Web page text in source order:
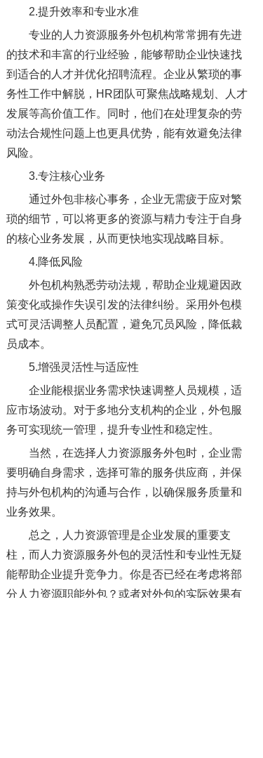
2.提升效率和专业水准
专业的人力资源服务外包机构常常拥有先进
的技术和丰富的行业经验，能够帮助企业快速找
到适合的人才并优化招聘流程。企业从繁琐的事
务性工作中解脱，HR团队可聚焦战略规划、人才
发展等高价值工作。同时，他们在处理复杂的劳
动法合规性问题上也更具优势，能有效避免法律
风险。
3.专注核心业务
通过外包非核心事务，企业无需疲于应对繁
琐的细节，可以将更多的资源与精力专注于自身
的核心业务发展，从而更快地实现战略目标。
4.降低风险
外包机构熟悉劳动法规，帮助企业规避因政
策变化或操作失误引发的法律纠纷。采用外包模
式可灵活调整人员配置，避免冗员风险，降低裁
员成本。
5.增强灵活性与适应性
企业能根据业务需求快速调整人员规模，适
应市场波动。对于多地分支机构的企业，外包服
务可实现统一管理，提升专业性和稳定性。
当然，在选择人力资源服务外包时，企业需
要明确自身需求，选择可靠的服务供应商，并保
持与外包机构的沟通与合作，以确保服务质量和
业务效果。
总之，人力资源管理是企业发展的重要支
柱，而人力资源服务外包的灵活性和专业性无疑
能帮助企业提升竞争力。你是否已经在考虑将部
分人力资源职能外包？或者对外包的实际效果有